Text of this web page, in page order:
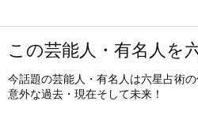
この芸能人・有名人を
今話題の芸能人・有名人は六星占術
意外な過去・現在そして未来！